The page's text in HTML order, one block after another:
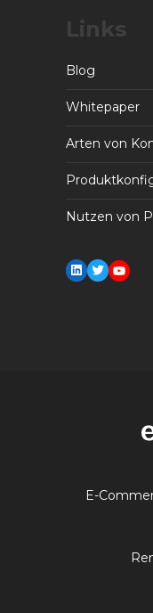
Links
Blog
Whitepaper
Arten von
Nutzen von
LinkedIn
Twitter
E-